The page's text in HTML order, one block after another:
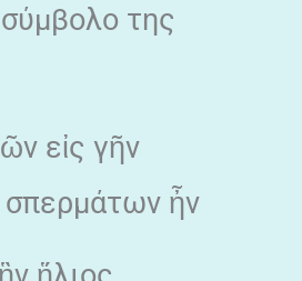
της
εἰς γῆν
ἦν